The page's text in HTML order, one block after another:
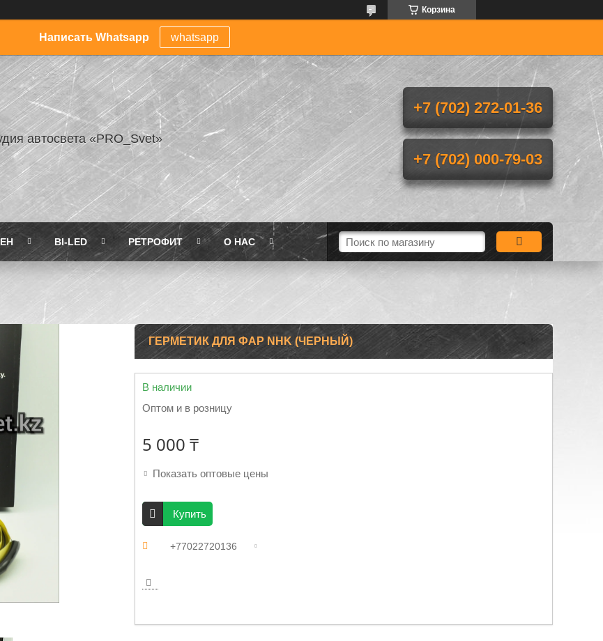
Корзина
Написать Whatsapp whatsapp
автосвета «PRO_Svet»
+7 (702) 272-01-36
+7 (702) 000-79-03
BI-LED РЕТРОФИТ О НАС
ГЕРМЕТИК ДЛЯ ФАР NHK (ЧЕРНЫЙ)
В наличии
Оптом и в розницу
5 000 ₸
Показать оптовые цены
Купить
+77022720136